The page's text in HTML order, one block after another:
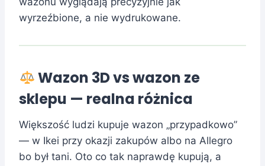
wyrzeźbione, a nie wydrukowane.
Wazon 3D vs wazon ze
sklepu — realna różnica
Większość ludzi kupuje wazon „przypadkowo”
— w Ikei przy okazji zakupów albo na Allegro
bo był tani. Oto co tak naprawdę kupują, a